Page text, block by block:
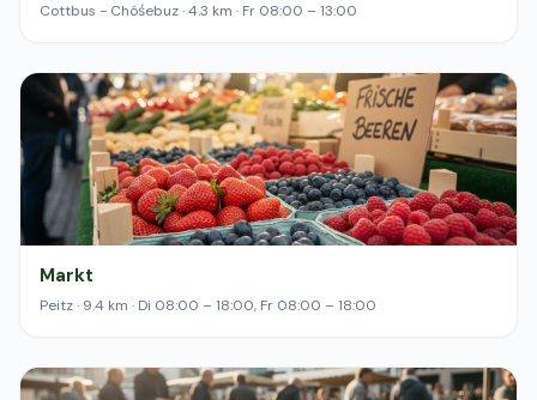
Cottbus - Chóśebuz · 4.3 km · Fr 08:00 – 13:00
Markt
Peitz · 9.4 km · Di 08:00 – 18:00, Fr 08:00 – 18:00